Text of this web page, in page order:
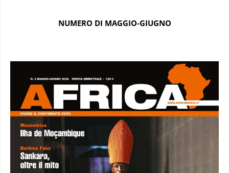
NUMERO DI MAGGIO-GIUGNO